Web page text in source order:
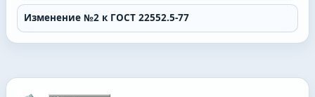
Изменение №2 к ГОСТ 22552.5-77